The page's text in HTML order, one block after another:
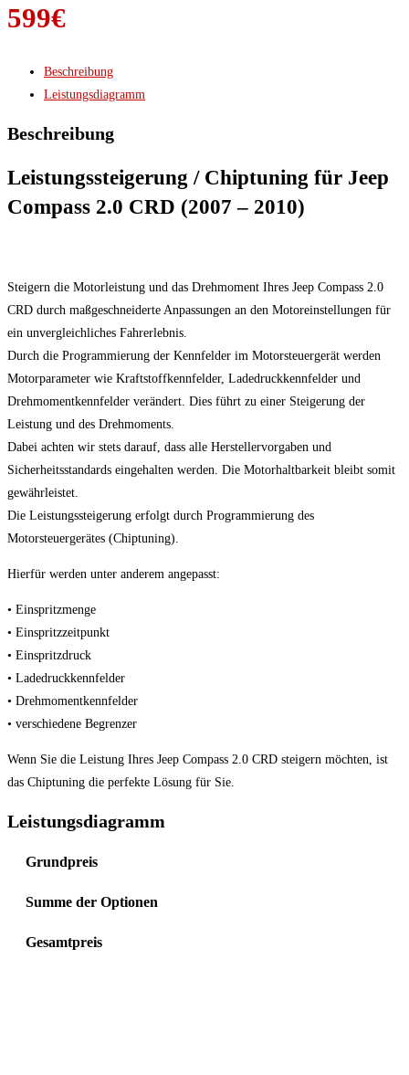
599€
Beschreibung
Leistungsdiagramm
Beschreibung
Leistungssteigerung / Chiptuning für Jeep
Compass 2.0 CRD (2007 – 2010)
Steigern die Motorleistung und das Drehmoment Ihres Jeep Compass 2.0
CRD durch maßgeschneiderte Anpassungen an den Motoreinstellungen für
ein unvergleichliches Fahrerlebnis.
Durch die Programmierung der Kennfelder im Motorsteuergerät werden
Motorparameter wie Kraftstoffkennfelder, Ladedruckkennfelder und
Drehmomentkennfelder verändert. Dies führt zu einer Steigerung der
Leistung und des Drehmoments.
Dabei achten wir stets darauf, dass alle Herstellervorgaben und
Sicherheitsstandards eingehalten werden. Die Motorhaltbarkeit bleibt somit
gewährleistet.
Die Leistungssteigerung erfolgt durch Programmierung des
Motorsteuergerätes (Chiptuning).
Hierfür werden unter anderem angepasst:
• Einspritzmenge
• Einspritzzeitpunkt
• Einspritzdruck
• Ladedruckkennfelder
• Drehmomentkennfelder
• verschiedene Begrenzer
Wenn Sie die Leistung Ihres Jeep Compass 2.0 CRD steigern möchten, ist
das Chiptuning die perfekte Lösung für Sie.
Leistungsdiagramm
Grundpreis
Summe der Optionen
Gesamtpreis